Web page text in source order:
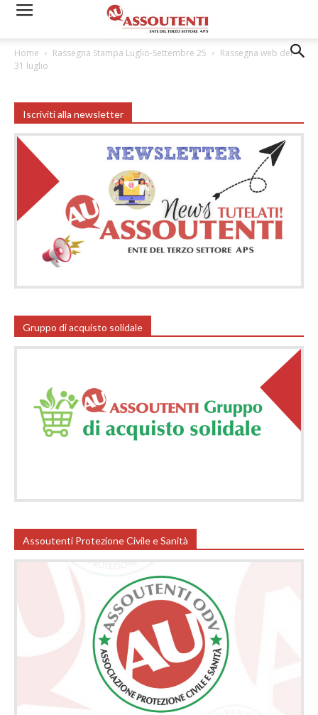
Home Rassegna Stampa Luglio-Settembre 25
Rassegna web del
31 luglio
Iscriviti alla newsletter
Gruppo di acquisto solidale
Assoutenti Protezione Civile e Sanità